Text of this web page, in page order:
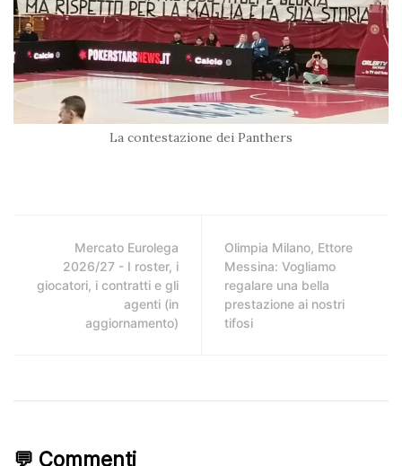
La contestazione dei Panthers
Mercato Eurolega
2026/27 - I roster, i
giocatori, i contratti e gli
agenti (in
aggiornamento)
Olimpia Milano, Ettore
Messina: Vogliamo
regalare una bella
prestazione ai nostri
tifosi
💬 Commenti